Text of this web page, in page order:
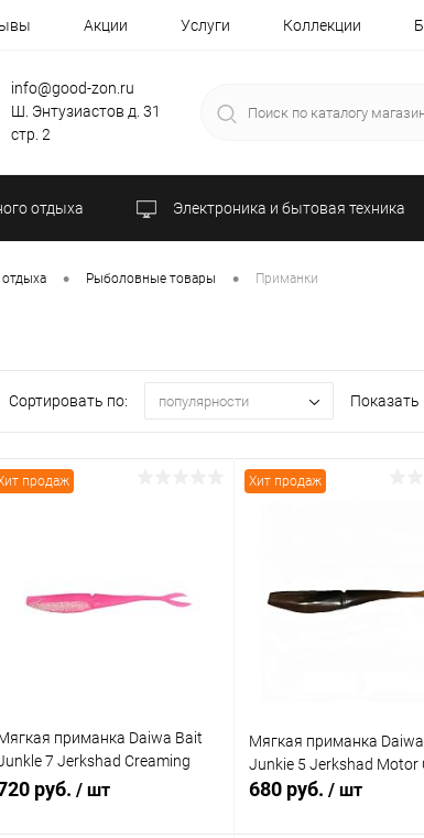
Акции Услуги Коллекции
info@good-zon.ru
Ш. Энтузиастов д. 31
стр. 2
отдыха Электроника и бытовая техника
• Рыболовные товары • Приманки
Сортировать по: популярности Показать
продаж
приманка Daiwa Bait
7 Jerkshad Creaming
UV
руб. / шт
Хит продаж
Мягкая приманка
Junkie 5 Jerkshad Motor
680 руб. / шт